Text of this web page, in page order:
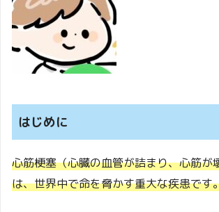
はじめに
心筋梗塞（心臓の血管が詰まり、心筋が
は、世界中で命を脅かす重大な疾患です